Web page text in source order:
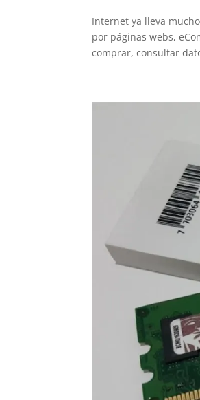
Internet ya lleva
por páginas webs,
comprar, consultar